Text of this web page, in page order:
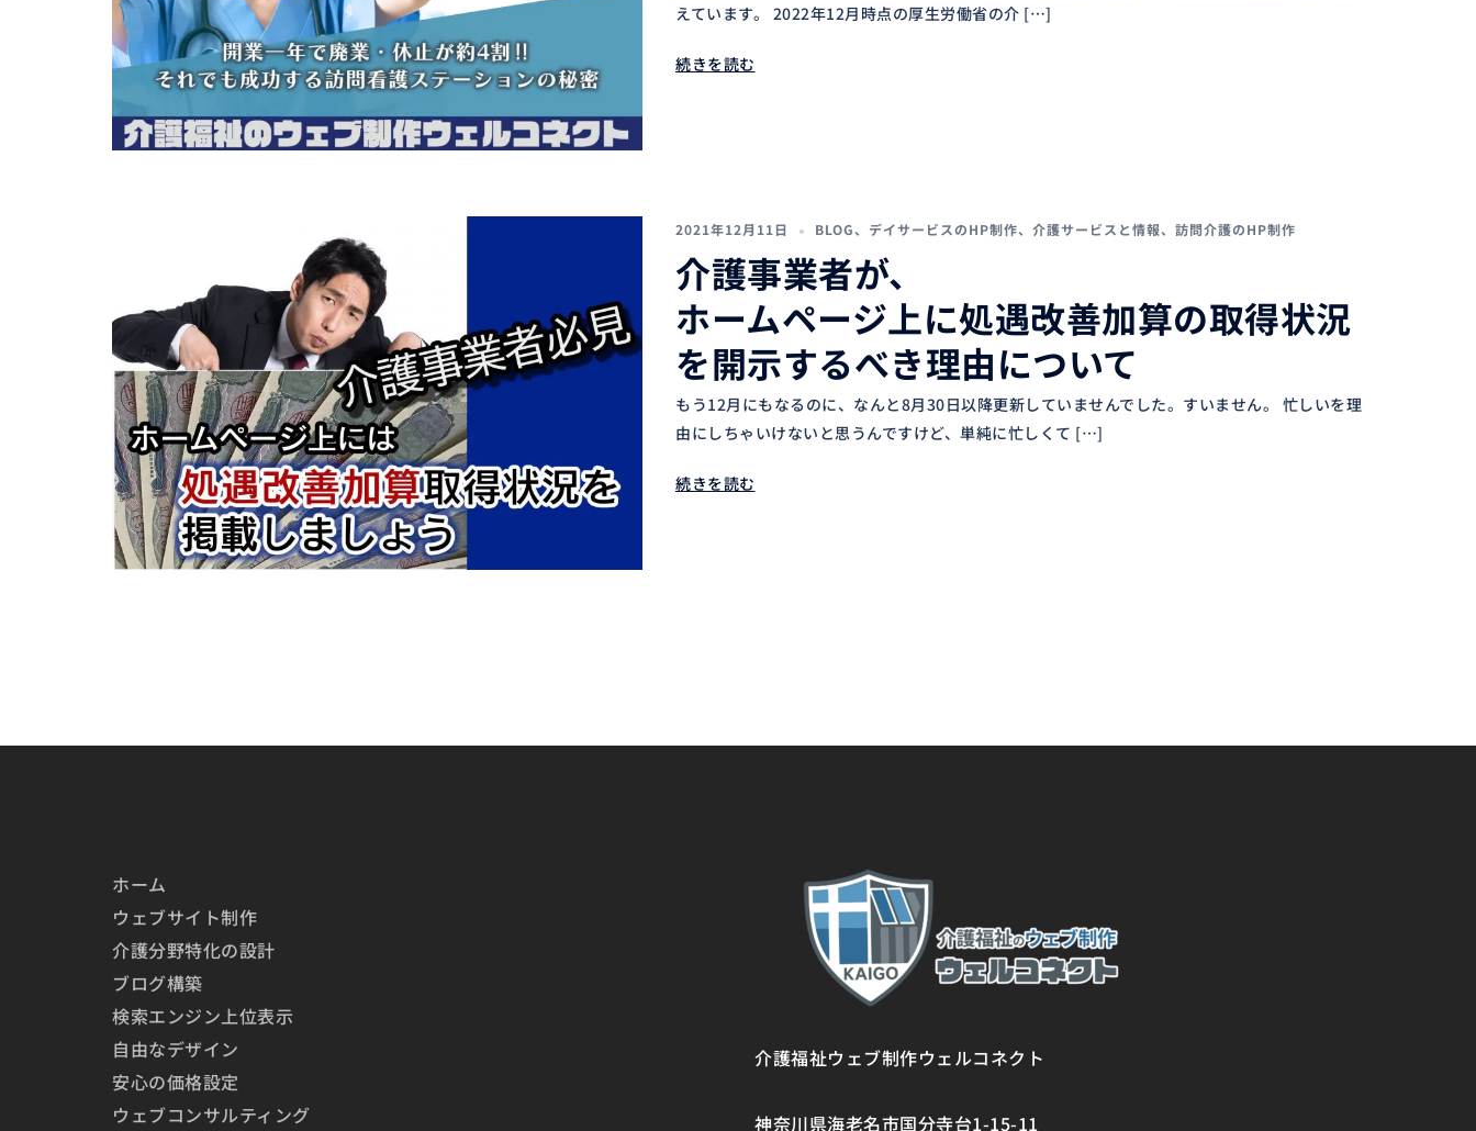
えています。 2022年12月時点の厚生労働省の介 […]
続きを読む
2021年12月11日 BLOG、 デイサービスのHP制作、 介護サービスと情報、 訪問介護のHP制作
介護事業者が、
ホームページ上に処遇改善加算の取得状況
を開示するべき理由について
もう12月にもなるのに、なんと8月30日以降更新していませんでした。すいません。 忙しいを理
由にしちゃいけないと思うんですけど、単純に忙しくて […]
続きを読む
ホーム
ウェブサイト制作
介護分野特化の設計
ブログ構築
検索エンジン上位表示
自由なデザイン
安心の価格設定
ウェブコンサルティング
介護福祉ウェブ制作ウェルコネクト
神奈川県海老名市国分寺台1-15-11